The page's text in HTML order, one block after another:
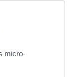
micro-